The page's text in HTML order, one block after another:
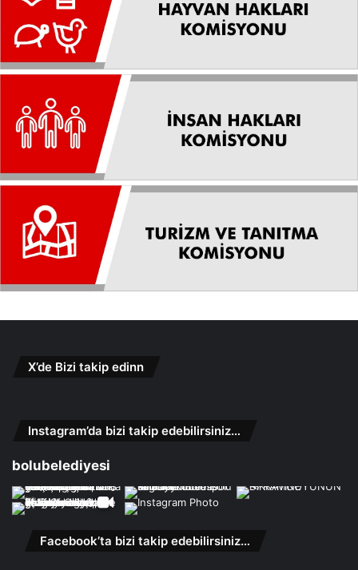
X’de Bizi takip edinn
Instagram’da bizi takip edebilirsiniz…
bolubelediyesi
Facebook’ta bizi takip edebilirsiniz…